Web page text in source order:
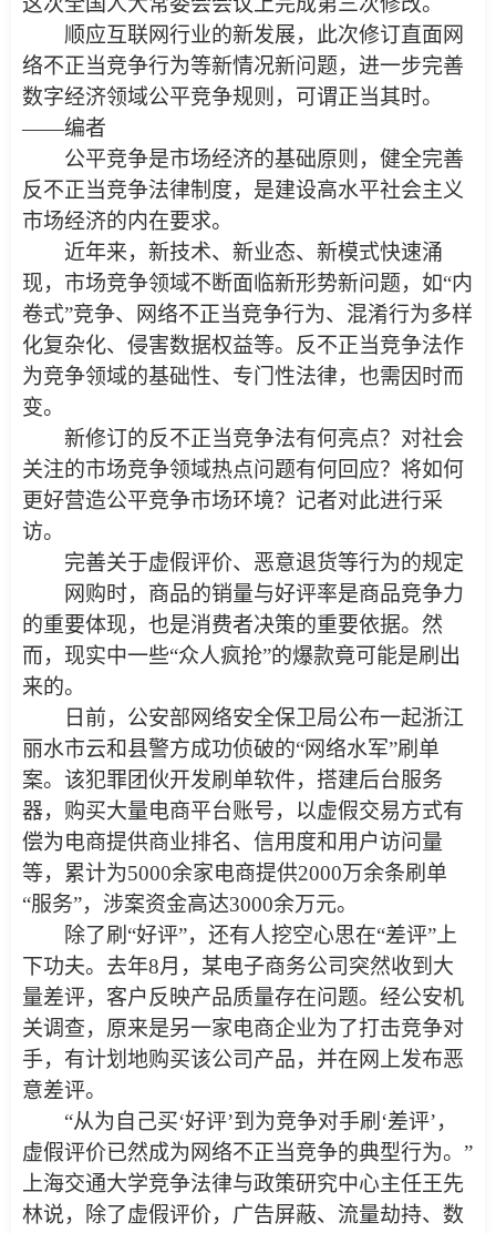
顺应互联网行业的新发展，此次修订直面网
络不正当竞争行为等新情况新问题，进一步完善
数字经济领域公平竞争规则，可谓正当其时。
——编者
公平竞争是市场经济的基础原则，健全完善
反不正当竞争法律制度，是建设高水平社会主义
市场经济的内在要求。
近年来，新技术、新业态、新模式快速涌
现，市场竞争领域不断面临新形势新问题，如“内
卷式”竞争、网络不正当竞争行为、混淆行为多样
化复杂化、侵害数据权益等。反不正当竞争法作
为竞争领域的基础性、专门性法律，也需因时而
变。
新修订的反不正当竞争法有何亮点？对社会
关注的市场竞争领域热点问题有何回应？将如何
更好营造公平竞争市场环境？记者对此进行采
访。
完善关于虚假评价、恶意退货等行为的规定
网购时，商品的销量与好评率是商品竞争力
的重要体现，也是消费者决策的重要依据。然
而，现实中一些“众人疯抢”的爆款竟可能是刷出
来的。
日前，公安部网络安全保卫局公布一起浙江
丽水市云和县警方成功侦破的“网络水军”刷单
案。该犯罪团伙开发刷单软件，搭建后台服务
器，购买大量电商平台账号，以虚假交易方式有
偿为电商提供商业排名、信用度和用户访问量
等，累计为5000余家电商提供2000万余条刷单
“服务”，涉案资金高达3000余万元。
除了刷“好评”，还有人挖空心思在“差评”上
下功夫。去年8月，某电子商务公司突然收到大
量差评，客户反映产品质量存在问题。经公安机
关调查，原来是另一家电商企业为了打击竞争对
手，有计划地购买该公司产品，并在网上发布恶
意差评。
“从为自己买‘好评’到为竞争对手刷‘差评’，
虚假评价已然成为网络不正当竞争的典型行为。”
上海交通大学竞争法律与政策研究中心主任王先
林说，除了虚假评价，广告屏蔽、流量劫持、数